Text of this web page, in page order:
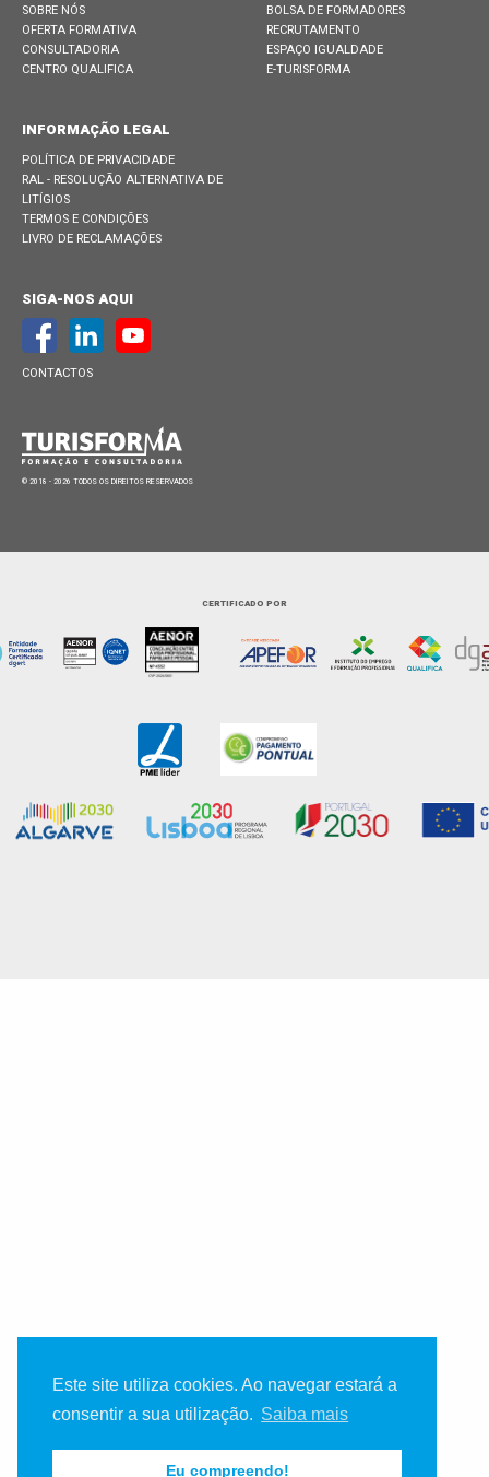
Este site utiliza cookies. Ao navegar estará a
consentir a sua utilização. Saiba mais
Eu compreendo!
SOBRE NÓS
OFERTA FORMATIVA
CONSULTADORIA
CENTRO QUALIFICA
BOLSA DE FORMADORES
RECRUTAMENTO
ESPAÇO IGUALDADE
E-TURISFORMA
INFORMAÇÃO LEGAL
POLÍTICA DE PRIVACIDADE
RAL - RESOLUÇÃO ALTERNATIVA DE
LITÍGIOS
TERMOS E CONDIÇÕES
LIVRO DE RECLAMAÇÕES
SIGA-NOS AQUI
CONTACTOS
© 2018 - 2026 TODOS OS DIREITOS RESERVADOS
CERTIFICADO POR